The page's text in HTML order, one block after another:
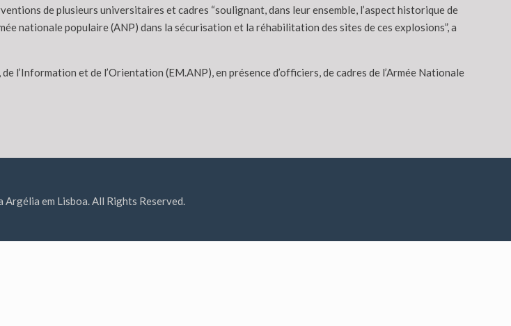
de plusieurs universitaires et cadres “soulignant, dans leur ensemble, l’aspect historique de
nationale populaire (ANP) dans la sécurisation et la réhabilitation des sites de ces explosions”, a
l’Information et de l’Orientation (EM.ANP), en présence d’officiers, de cadres de l’Armée Nationale
em Lisboa. All Rights Reserved.